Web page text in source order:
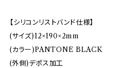
【シリコンリストバンド仕様】
(サイズ)12×190×2mm
(カラー)PANTONE BLACK
(外側)デポス加工